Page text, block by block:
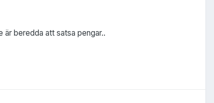
beredda att satsa pengar..